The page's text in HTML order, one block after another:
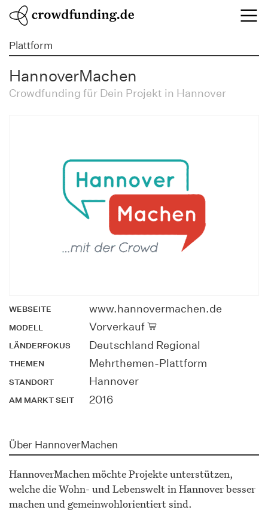
Plattform
HannoverMachen
Crowdfunding für Dein Projekt in Hannover
WEBSEITE www.hannovermachen.de
MODELL Vorverkauf
LÄNDERFOKUS Deutschland Regional
THEMEN Mehrthemen-Plattform
STANDORT Hannover
AM MARKT SEIT 2016
Über HannoverMachen
HannoverMachen möchte Projekte unterstützen,
welche die Wohn- und Lebenswelt in Hannover besser
machen und gemeinwohlorientiert sind.